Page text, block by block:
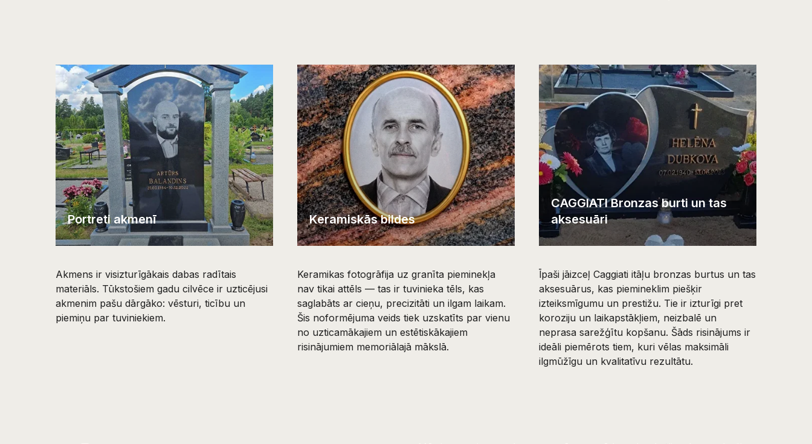
Portreti akmenī
Akmens ir visizturīgākais dabas radītais
materiāls. Tūkstošiem gadu cilvēce ir uzticējusi
akmenim pašu dārgāko: vēsturi, ticību un
piemiņu par tuviniekiem.
Keramiskās bildes
Keramikas fotogrāfija uz granīta pieminekļa
nav tikai attēls — tas ir tuvinieka tēls, kas
saglabāts ar cieņu, precizitāti un ilgam laikam.
Šis noformējuma veids tiek uzskatīts par vienu
no uzticamākajiem un estētiskākajiem
risinājumiem memoriālajā mākslā.
CAGGIATI Bronzas burti un tas
aksesuāri
Īpaši jāizceļ Caggiati itāļu bronzas burtus un tas
aksesuārus, kas piemineklim piešķir
izteiksmīgumu un prestižu. Tie ir izturīgi pret
koroziju un laikapstākļiem, neizbalē un
neprasa sarežģītu kopšanu. Šāds risinājums ir
ideāli piemērots tiem, kuri vēlas maksimāli
ilgmūžīgu un kvalitatīvu rezultātu.